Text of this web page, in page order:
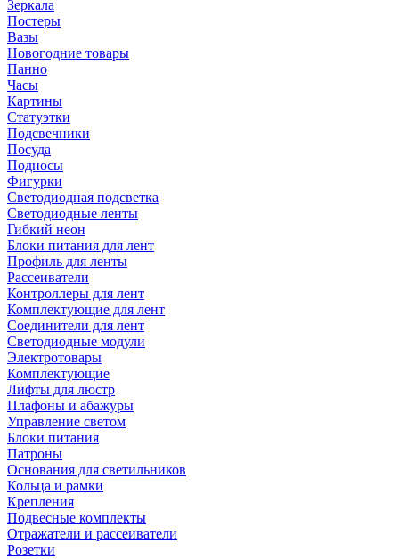
Зеркала
Постеры
Вазы
Новогодние товары
Панно
Часы
Картины
Статуэтки
Подсвечники
Посуда
Подносы
Фигурки
Светодиодная подсветка
Светодиодные ленты
Гибкий неон
Блоки питания для лент
Профиль для ленты
Рассеиватели
Контроллеры для лент
Комплектующие для лент
Соединители для лент
Светодиодные модули
Электротовары
Комплектующие
Лифты для люстр
Плафоны и абажуры
Управление светом
Блоки питания
Патроны
Основания для светильников
Кольца и рамки
Крепления
Подвесные комплекты
Отражатели и рассеиватели
Розетки